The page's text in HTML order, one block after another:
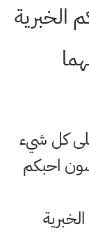
الخبرية
كل شيء
احبكم